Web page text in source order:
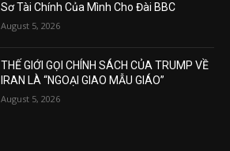
Sơ Tài Chính Của Mình Cho Đài BBC
August 5, 2026
THẾ GIỚI GỌI CHÍNH SÁCH CỦA TRUMP VỀ
IRAN LÀ “NGOẠI GIAO MẪU GIÁO”
August 5, 2026